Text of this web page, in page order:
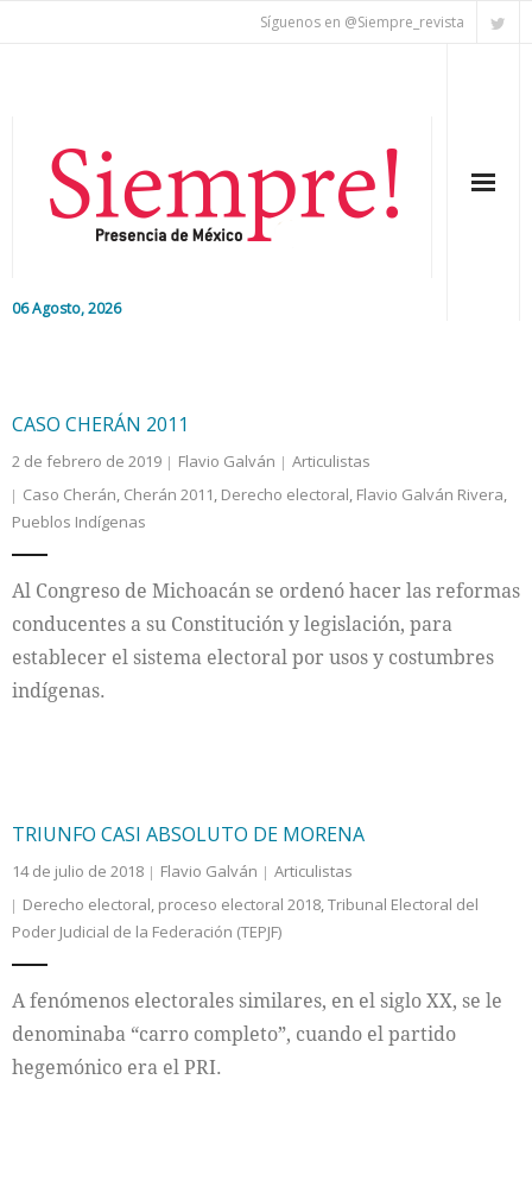
Síguenos en @Siempre_revista
06 Agosto, 2026
Editorial
Nacional
Colaboradores
Internacional
CASO CHERÁN 2011
2 de febrero de 2019 Flavio Galván
Articulistas
Caso Cherán, Cherán 2011, Derecho electoral, Flavio Galván Rivera,
Pueblos Indígenas
Al Congreso de Michoacán se ordenó hacer las reformas
conducentes a su Constitución y legislación, para
establecer el sistema electoral por usos y costumbres
indígenas.
TRIUNFO CASI ABSOLUTO DE MORENA
14 de julio de 2018 Flavio Galván
Articulistas
Derecho electoral, proceso electoral 2018,Tribunal Electoral del
Poder Judicial de la Federación (TEPJF)
A fenómenos electorales similares, en el siglo XX, se le
denominaba “carro completo”, cuando el partido
hegemónico era el PRI.